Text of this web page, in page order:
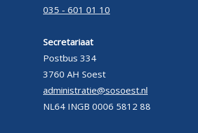
035 - 601 01 10
Secretariaat
Postbus 334
3760 AH Soest
administratie@sosoest.nl
NL64 INGB 0006 5812 88